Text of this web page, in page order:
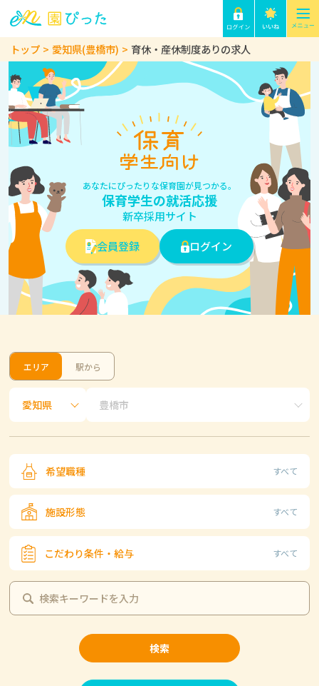
トップ 愛知県(豊橋市) 育休・産休制度ありの求人
あなたにぴったりな保育園が見つかる。
保育学生の就活応援
新卒採用サイト
会員登録
ログイン
エリア 駅から
希望職種 すべて
施設形態 すべて
こだわり条件・給与 すべて
検索